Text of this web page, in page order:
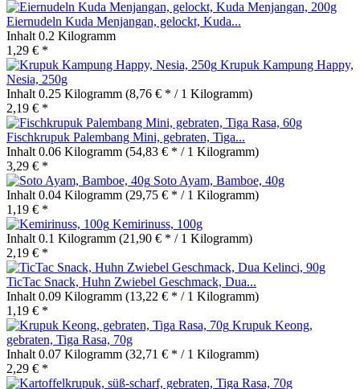
Eiernudeln Kuda Menjangan, gelockt, Kuda...
Inhalt 0.2 Kilogramm
1,29 € *
Krupuk Kampung Happy,
Nesia, 250g
Inhalt 0.25 Kilogramm (8,76 € * / 1 Kilogramm)
2,19 € *
Fischkrupuk Palembang Mini, gebraten, Tiga...
Inhalt 0.06 Kilogramm (54,83 € * / 1 Kilogramm)
3,29 € *
Soto Ayam, Bamboe, 40g
Inhalt 0.04 Kilogramm (29,75 € * / 1 Kilogramm)
1,19 € *
Kemirinuss, 100g
Inhalt 0.1 Kilogramm (21,90 € * / 1 Kilogramm)
2,19 € *
TicTac Snack, Huhn Zwiebel Geschmack, Dua...
Inhalt 0.09 Kilogramm (13,22 € * / 1 Kilogramm)
1,19 € *
Krupuk Keong,
gebraten, Tiga Rasa, 70g
Inhalt 0.07 Kilogramm (32,71 € * / 1 Kilogramm)
2,29 € *